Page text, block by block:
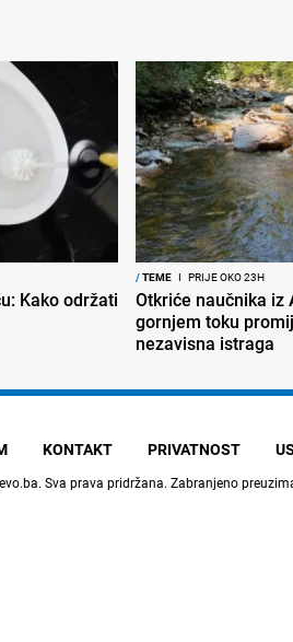
Kako održati
/TEME I PRIJE OKO 23H
Otkriće naučnika iz
gornjem toku
nezavisna istraga
KONTAKT PRIVATNOST
. Sva prava pridržana. Zabranjeno